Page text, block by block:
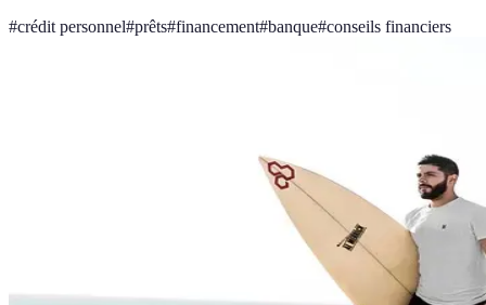
#crédit personnel#prêts#financement#banque#conseils financiers